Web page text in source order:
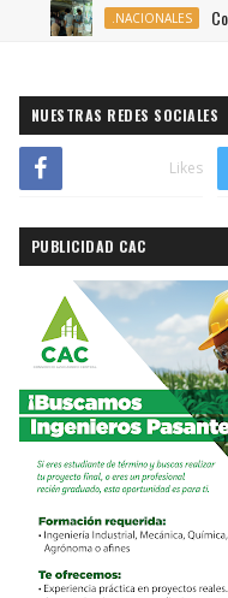
.NACIONALES Comedores
NUESTRAS REDES SOCIALES
Likes
PUBLICIDAD CAC